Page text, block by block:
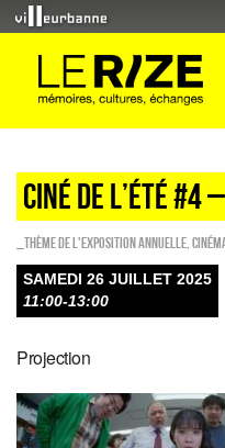
CINÉ DE L’ÉTÉ #4
_Thème de l'exposition annuelle
SAMEDI 26 JUILLET 2025
11:00-13:00
Projection